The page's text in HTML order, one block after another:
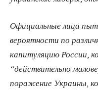
Официальные лица
вероятности по
капитуляцию России,
“действительно
поражение Украины,